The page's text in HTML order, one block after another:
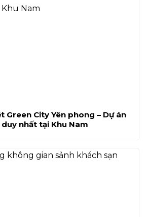
Green City Yên phong – Dự án
nhất tại Khu Nam